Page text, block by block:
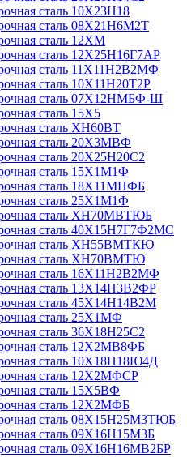
сталь 10Х23Н18
сталь 08Х21Н6М2Т
сталь 12ХМ
сталь 12Х25Н16Г7АР
сталь 11Х11Н2В2МФ
сталь 10Х11Н20Т2Р
сталь 07Х12НМБФ-Ш
сталь 15Х5
сталь ХН60ВТ
сталь 20Х3МВФ
сталь 20Х25Н20С2
сталь 15Х1М1Ф
сталь 18Х11МНФБ
сталь 25Х1М1Ф
сталь ХН70МВТЮБ
сталь 40Х15Н7Г7Ф2МС
сталь ХН55ВМТКЮ
сталь ХН70ВМТЮ
сталь 16Х11Н2В2МФ
сталь 13Х14Н3В2ФР
сталь 45Х14Н14В2М
сталь 25Х1МФ
сталь 36Х18Н25С2
сталь 12Х2МВ8ФБ
сталь 10Х18Н18Ю4Д
сталь 12Х2МФСР
сталь 15Х5ВФ
сталь 12Х2МФБ
сталь 08Х15Н25М3ТЮБ
сталь 09Х16Н15М3Б
сталь 09Х16Н16МВ2БР